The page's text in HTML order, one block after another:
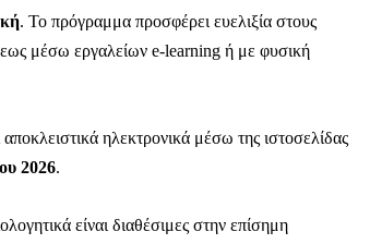
. Το πρόγραμμα προσφέρει ευελιξία στους
μέσω εργαλείων e-learning ή με φυσική
ηλεκτρονικά μέσω της ιστοσελίδας
2026.
είναι διαθέσιμες στην επίσημη